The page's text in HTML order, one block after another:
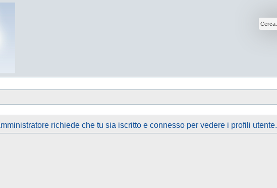
richiede che tu sia iscritto e connesso per vedere i profili utente.